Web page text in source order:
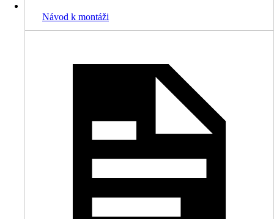
Návod k montáži